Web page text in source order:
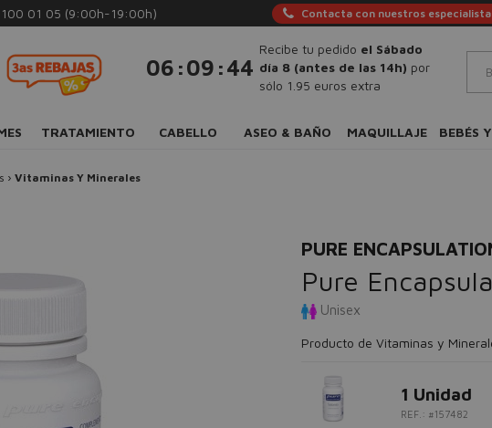
01 05 (9:00h-19:00h) Contacta con nuestros
06 :09 :43
Recibe tu pedido el Sábado
día 8 (antes de las 14h) por
sólo 1.95 euros extra
TRATAMIENTO CABELLO ASEO & BAÑO MAQUILLAJE BEBÉS
› Vitaminas Y Minerales
PURE
Pure
Unisex
Producto de Vitaminas y
1 Unidad
REF.: #157482